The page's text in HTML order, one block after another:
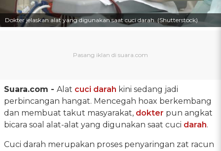
Dokter jelaskan alat yang digunakan saat cuci darah. (Shutterstock)
Suara.com - Alat cuci darah kini sedang jadi
perbincangan hangat. Mencegah hoax berkembang
dan membuat takut masyarakat, dokter pun angkat
bicara soal alat-alat yang digunakan saat cuci darah.
Cuci darah merupakan proses penyaringan zat racun